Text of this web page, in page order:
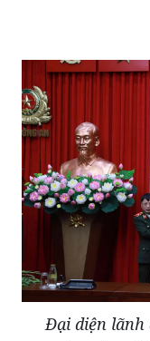
Đại diện lãnh